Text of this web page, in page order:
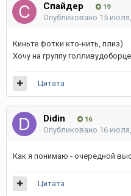
Спайдер 19
Опубликовано 15
Киньте фотки кто-нить, плиз)
Хочу на группу
Цитата
Didin 16
Опубликовано 16
Как я понимаю - очередной
Цитата